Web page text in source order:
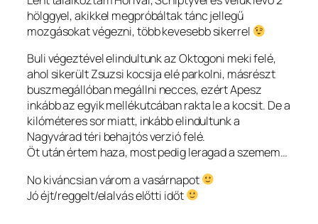
hölggyel, akikkel megpróbáltak tánc jellegű
mozgásokat végezni, több kevesebb sikerrel
Buli végeztével elindultunk az Oktogoni meki felé,
ahol sikerült Zsuzsi kocsija elé parkolni, másrészt
buszmegállóban megállni necces, ezért Apesz
inkább az egyik mellékutcában rakta le a kocsit. De a
kilóméteres sor miatt, inkább elindultunk a
Nagyvárad téri behajtós verzió felé.
Öt után értem haza, most pedig leragad a szemem…
No kiváncsian várom a vasárnapot
Jó éjt/reggelt/elalvás előtti időt